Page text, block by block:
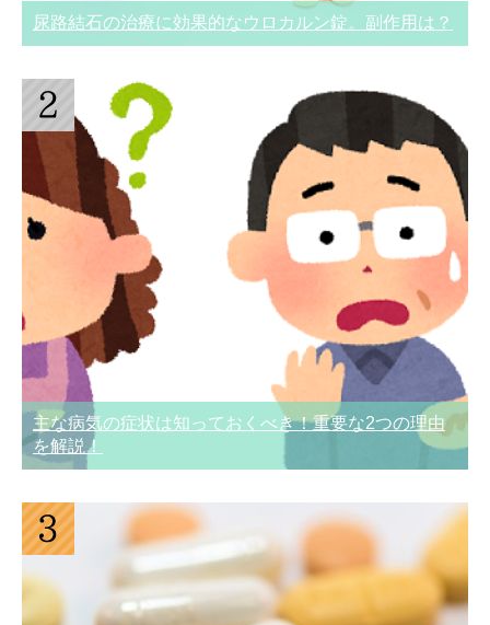
尿路結石の治療に効果的なウロカルン錠。副作用は？
主な病気の症状は知っておくべき！重要な2つの理由
を解説！